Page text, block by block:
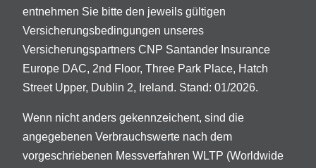
entnehmen Sie bitte den jeweils gültigen
Versicherungsbedingungen unseres
Versicherungspartners CNP Santander Insurance
Europe DAC, 2nd Floor, Three Park Place, Hatch
Street Upper, Dublin 2, Ireland. Stand: 01/2026.
Wenn nicht anders gekennzeichent, sind die
angegebenen Verbrauchswerte nach dem
vorgeschriebenen Messverfahren WLTP (Worldwide